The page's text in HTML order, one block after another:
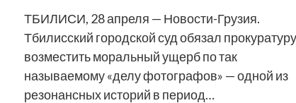
ТБИЛИСИ, 28 апреля — Новости-Грузия.
Тбилисский городской суд обязал прокуратуру
возместить моральный ущерб по так
называемому «делу фотографов» — одной из
резонансных историй в период…